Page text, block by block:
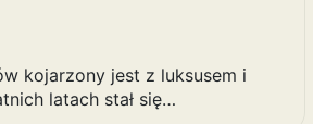
kojarzony jest z luksusem i
latach stał się…